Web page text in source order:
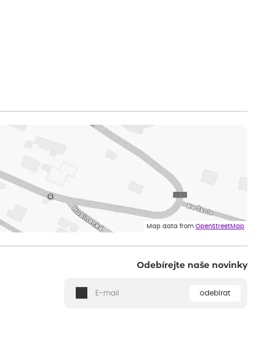
Map data from OpenStreetMap
Odebírejte naše novinky
odebírat